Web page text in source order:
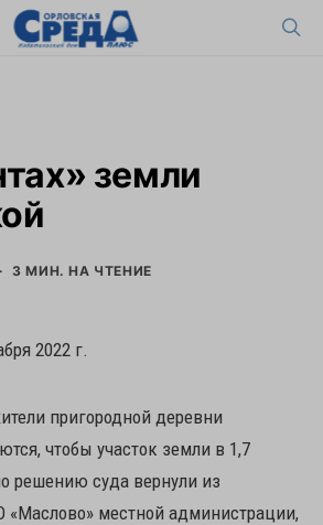
земли
3 МИН. НА ЧТЕНИЕ
2022 г.
пригородной деревни
чтобы участок земли в 1,7
решению суда вернули из
«Маслово» местной администрации,